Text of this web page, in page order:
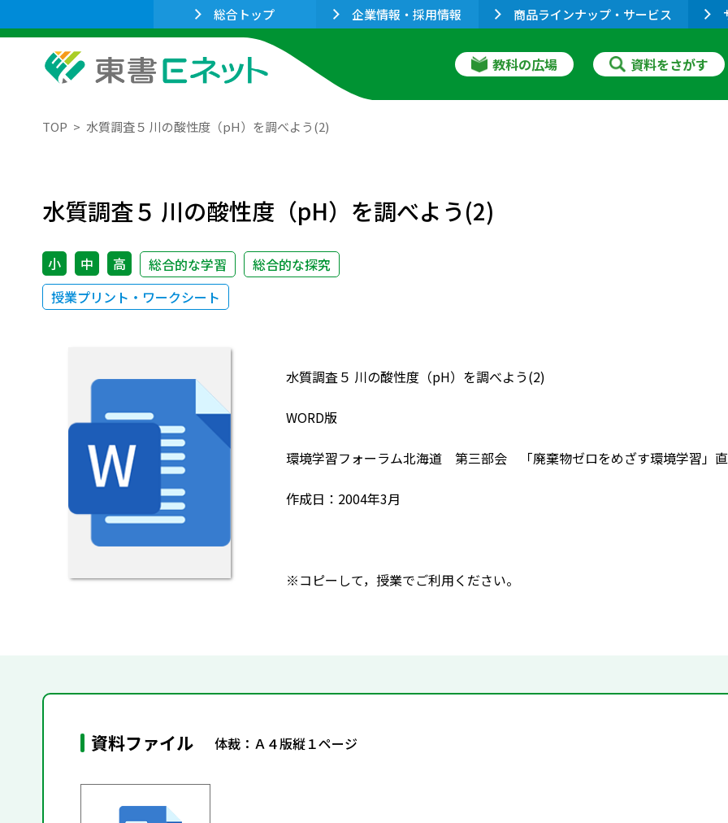
総合トップ 企業情報・採用情報 商品ラインナップ・サービス
教科の広場 資料をさがす
TOP 水質調査５ 川の酸性度（pH）を調べよう(2)
水質調査５ 川の酸性度（pH）を調べよう(2)
小 中 高 総合的な学習
総合的な探究
授業プリント・ワークシート
水質調査５ 川の酸性度（pH）を調べよう(2)
WORD版
環境学習フォーラム北海道 第三部会 「廃棄物ゼロをめざす環境学習」
作成日：2004年3月
※コピーして，授業でご利用ください。
資料ファイル 体裁：Ａ４版縦１ページ